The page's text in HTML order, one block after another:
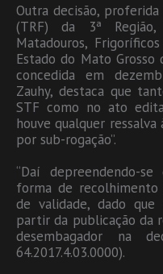
Outra decisão,
(TRF) da 3ª
Matadouros,
Estado do Mato Grosso
concedida em
Zauhy, destaca que
STF como no ato
houve qualquer
por sub-rogação”.
“Daí depreendendo-
forma de
de validade, dado
partir da publicação da
desembagador na
64.2017.4.03.0000).